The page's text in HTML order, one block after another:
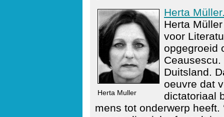
Herta Muller
Herta
Herta
voor
opgegroeid
Duitsland.
oeuvre dat
dictatoriaal
mens tot onderwerp heeft.